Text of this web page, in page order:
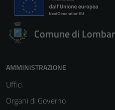
Comune di
AMMINISTRAZIONE
Uffici
Organi di Governo